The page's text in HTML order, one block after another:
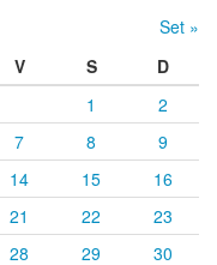
Set »
V S
D
1
2
7 8
9
14 15
16
21 22
23
28 29 30